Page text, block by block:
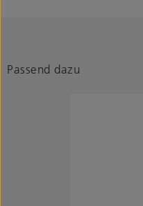
Passend dazu